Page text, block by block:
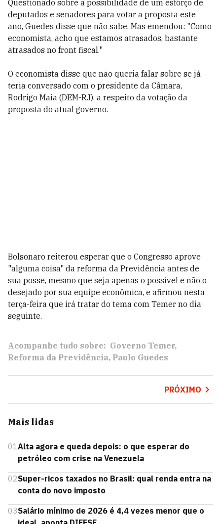
Questionado sobre a possibilidade de um esforço de
deputados e senadores para votar a proposta este
ano, Guedes disse que não sabe. Mas emendou: "Como
economista, acho que estamos atrasados, bastante
atrasados no front fiscal."
O economista disse que não queria falar sobre se já
teria conversado com o presidente da Câmara,
Rodrigo Maia (DEM-RJ), a respeito da votação da
proposta do atual governo.
Bolsonaro reiterou esperar que o Congresso aprove
"alguma coisa" da reforma da Previdência antes de
sua posse, mesmo que seja apenas o possível e não o
desejado por sua equipe econômica, e afirmou nesta
terça-feira que irá tratar do tema com Temer no dia
seguinte.
Acompanhe tudo sobre: Governo Temer
Reforma da Previdência Paulo Guedes
PRÓXIMO
Mais lidas
01Alta agora e queda depois: o que esperar do
petróleo com crise na Venezuela
02Super-ricos taxados no Brasil: qual renda entra na
conta do novo imposto
03Salário mínimo de 2026 é 4,4 vezes menor que o